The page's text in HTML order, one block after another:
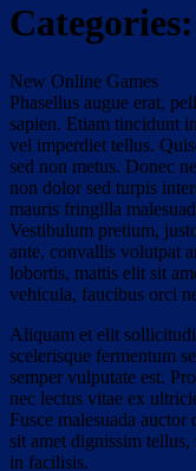
Categories:
New Online Games
Phasellus augue erat,
sapien. Etiam tincidunt
vel imperdiet tellus.
sed non metus. Donec
non dolor sed turpis
mauris fringilla
Vestibulum pretium,
ante, convallis volutpat
lobortis, mattis elit sit
vehicula, faucibus orci
Aliquam et elit
scelerisque fermentum
semper vulputate est.
nec lectus vitae ex
Fusce malesuada
sit amet dignissim tellus,
in facilisis.